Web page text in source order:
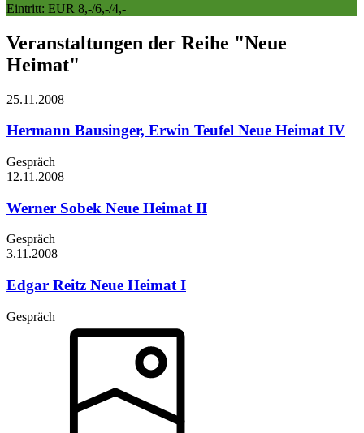
Eintritt: EUR 8,-/6,-/4,-
Veranstaltungen der Reihe "Neue
Heimat"
25.11.2008
Hermann Bausinger, Erwin Teufel Neue Heimat IV
Gespräch
12.11.2008
Werner Sobek Neue Heimat II
Gespräch
3.11.2008
Edgar Reitz Neue Heimat I
Gespräch